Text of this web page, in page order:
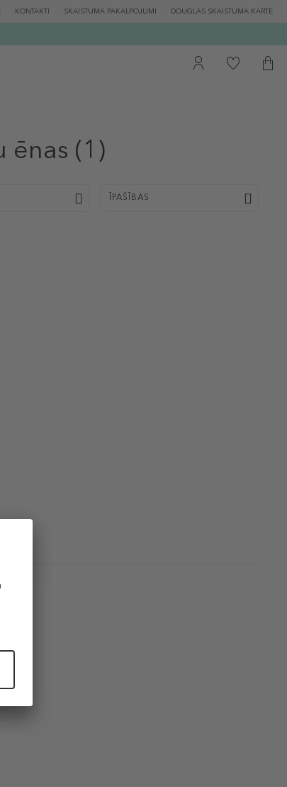
KONTAKTI SKAISTUMA PAKALPOJUMI DOUGLAS SKAISTUMA KARTE
ēnas (1)
ĪPAŠĪBAS